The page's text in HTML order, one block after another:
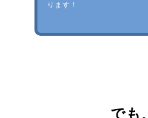
ります！
でも、